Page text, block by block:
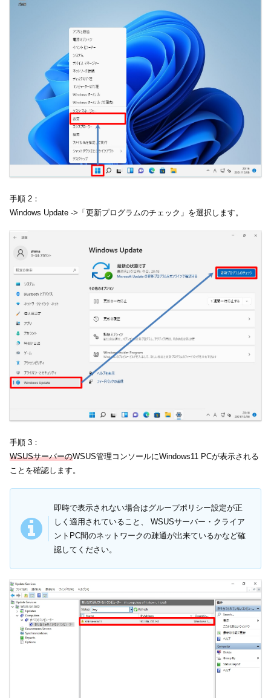
手順 2：
Windows Update ->「更新プログラムのチェック」を選択します。
手順 3：
WSUSサーバーのWSUS管理コンソールにWindows11 PCが表示される
ことを確認します。
即時で表示されない場合はグループポリシー設定が正
しく適用されていること、 WSUSサーバー・クライア
ントPC間のネットワークの疎通が出来ているかなど確
認してください。